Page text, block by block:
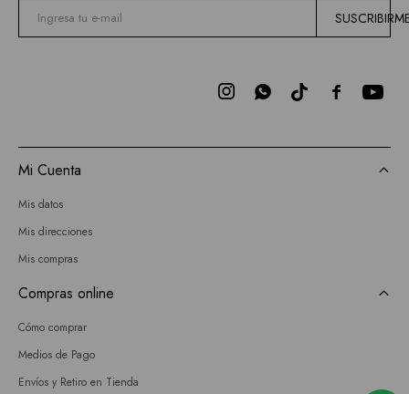

 
Mi Cuenta
Mis datos
Mis direcciones
Mis compras
Compras online
Cómo comprar
Medios de Pago
Envíos y Retiro en Tienda